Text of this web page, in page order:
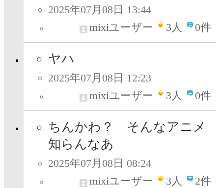
2025年07月08日 13:44
mixiユーザー
3人 0件
ヤハ
2025年07月08日 12:23
mixiユーザー
3人 0件
ちんかわ？ そんなアニメ
知らんなあ
2025年07月08日 08:24
mixiユーザー
3人 2件